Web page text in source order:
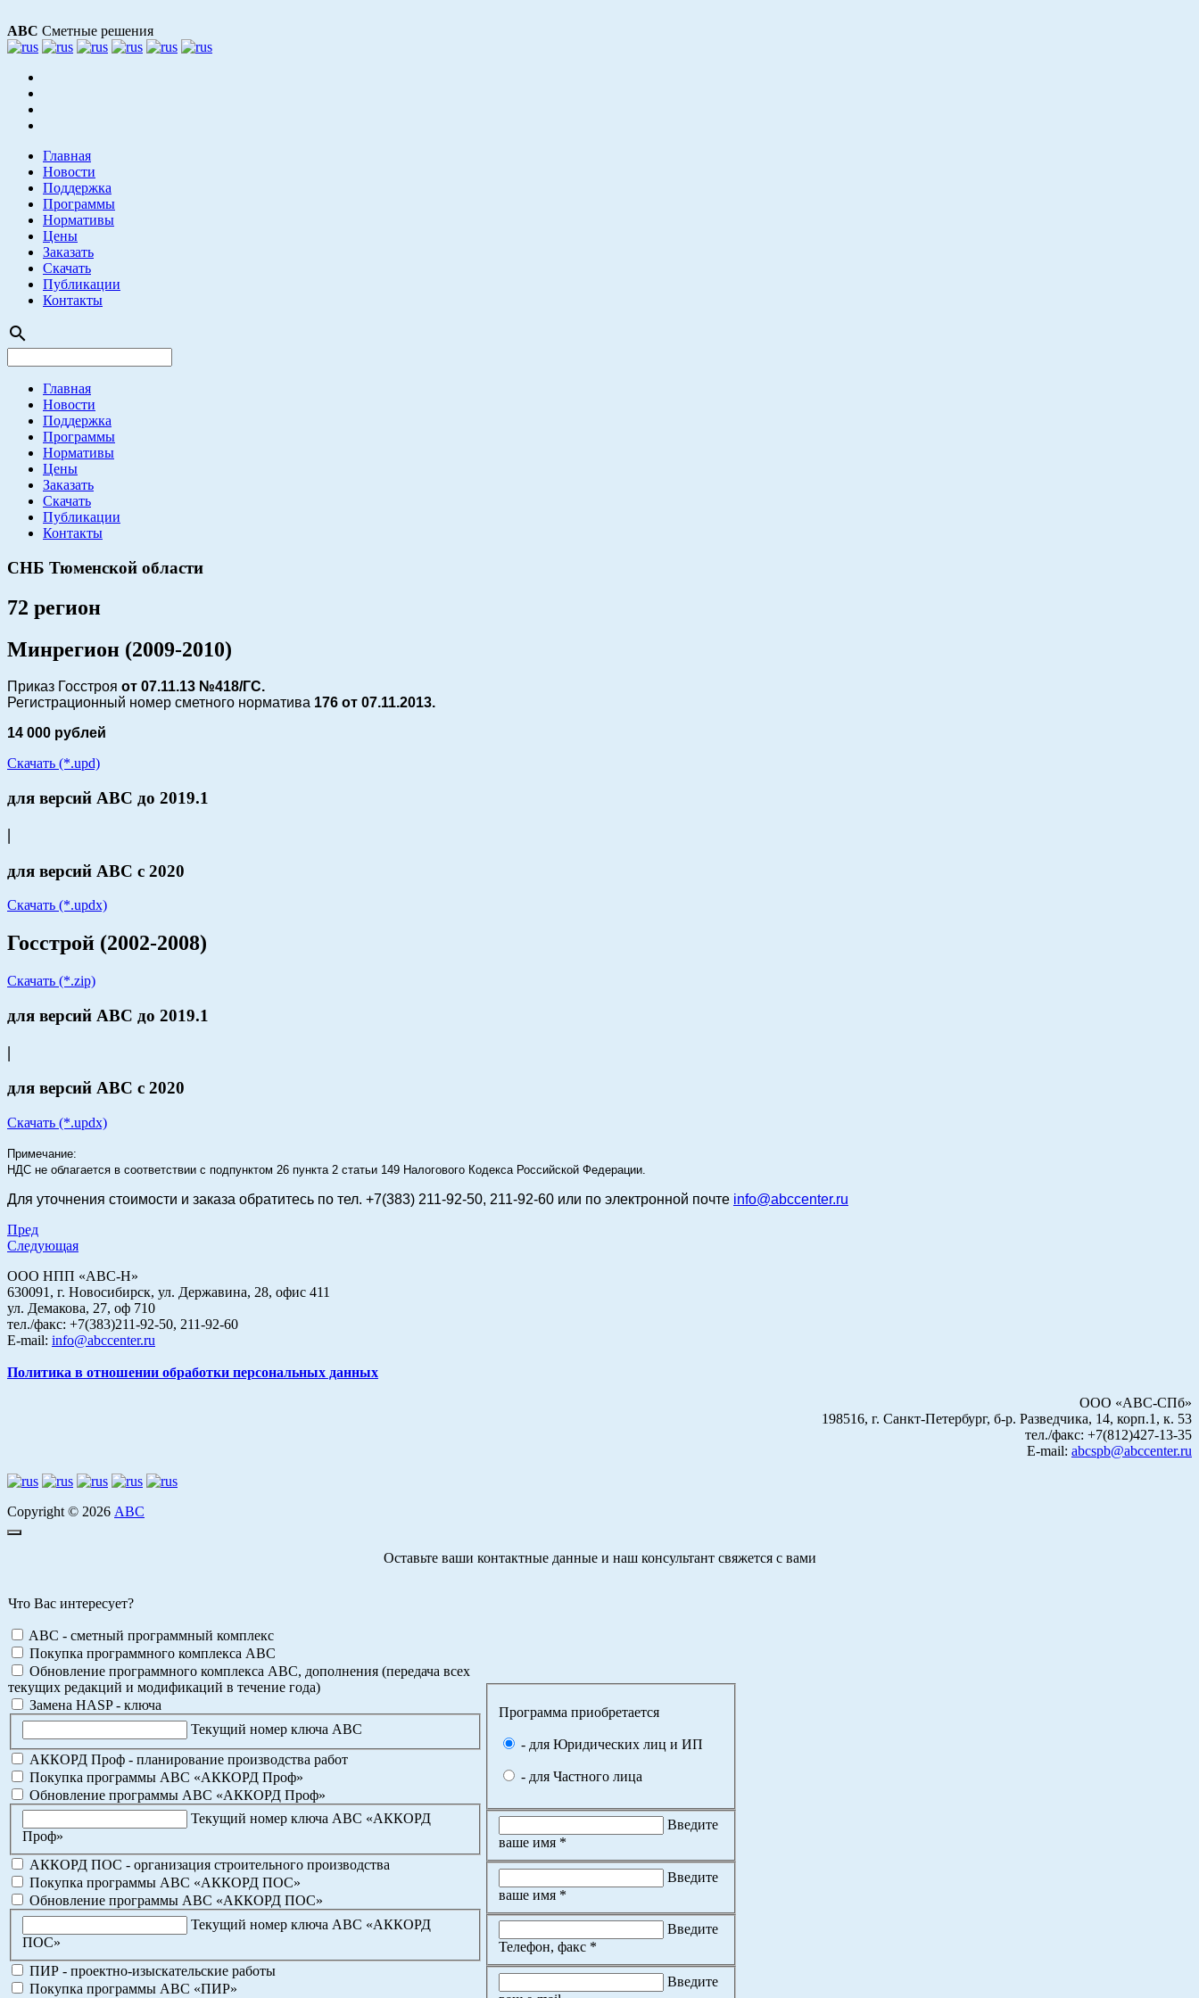
АВС Сметные решения
Главная
Новости
Поддержка
Программы
Нормативы
Цены
Заказать
Скачать
Публикации
Контакты
search
Главная
Новости
Поддержка
Программы
Нормативы
Цены
Заказать
Скачать
Публикации
Контакты
СНБ Тюменской области
72 регион
Минрегион (2009-2010)
Приказ Госстроя от 07.11.13 №418/ГС.
Регистрационный номер сметного норматива 176 от 07.11.2013.
14 000 рублей
Скачать (*.upd)
для версий АВС до 2019.1
|
для версий АВС с 2020
Скачать (*.updx)
Госстрой (2002-2008)
Скачать (*.zip)
для версий АВС до 2019.1
|
для версий АВС с 2020
Скачать (*.updx)
Примечание:
НДС не облагается в соответствии с подпунктом 26 пункта 2 статьи 149 Налогового Кодекса Российской Федерации.
Для уточнения стоимости и заказа обратитесь по тел. +7(383) 211-92-50, 211-92-60 или по электронной почте info@abccenter.ru
Пред
Следующая
ООО НПП «АВС-Н»
630091, г. Новосибирск, ул. Державина, 28, офис 411
ул. Демакова, 27, оф 710
тел./факс: +7(383)211-92-50, 211-92-60
E-mail: info@abccenter.ru
Политика в отношении обработки персональных данных
ООО «АВС-СПб»
198516, г. Санкт-Петербург, б-р. Разведчика, 14, корп.1, к. 53
тел./факс: +7(812)427-13-35
E-mail: abcspb@abccenter.ru
Copyright © 2026 АВС
Оставьте ваши контактные данные и наш консультант свяжется с вами
Что Вас интересует?
ABC - сметный программный комплекс
Покупка программного комплекса АВС
Обновление программного комплекса АВС, дополнения (передача всех
текущих редакций и модификаций в течение года)
Замена HASP - ключа
Текущий номер ключа АВС
АККОРД Проф - планирование производства работ
Покупка программы АВС «АККОРД Проф»
Обновление программы АВС «АККОРД Проф»
Текущий номер ключа АВС «АККОРД
Проф»
АККОРД ПОС - организация строительного производства
Покупка программы АВС «АККОРД ПОС»
Обновление программы АВС «АККОРД ПОС»
Текущий номер ключа АВС «АККОРД
ПОС»
ПИР - проектно-изыскательские работы
Покупка программы АВС «ПИР»
Программа приобретается
- для Юридических лиц и ИП
- для Частного лица
Введите
ваше имя *
Введите
ваше имя *
Введите
Телефон, факс *
Введите